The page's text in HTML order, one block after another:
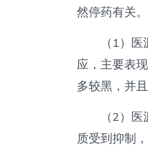
然停药有关
（1）
应，主要表
多较黑，并
（2）
质受到抑制